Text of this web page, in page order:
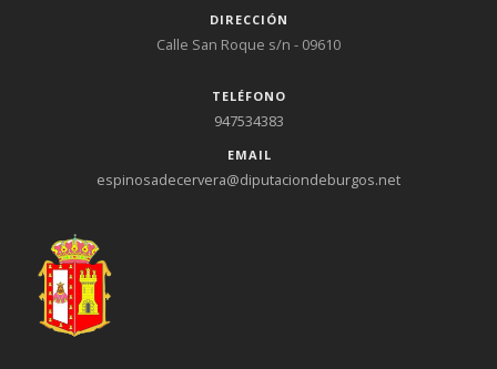
DIRECCIÓN
Calle San Roque s/n - 09610
TELÉFONO
947534383
EMAIL
espinosadecervera@diputaciondeburgos.net